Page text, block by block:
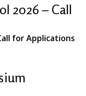
2026 – Call
for Applications